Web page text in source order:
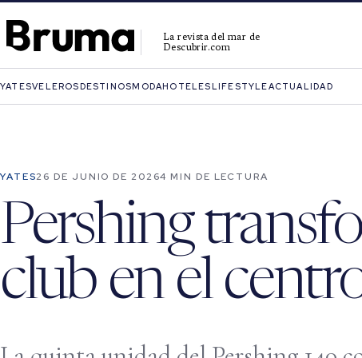
La revista del mar de
Descubrir.com
YATESVELEROSDESTINOSMODAHOTELESLIFESTYLEACTUALIDAD
YATES26 DE JUNIO DE 20264 MIN DE LECTURA
Pershing
club en el